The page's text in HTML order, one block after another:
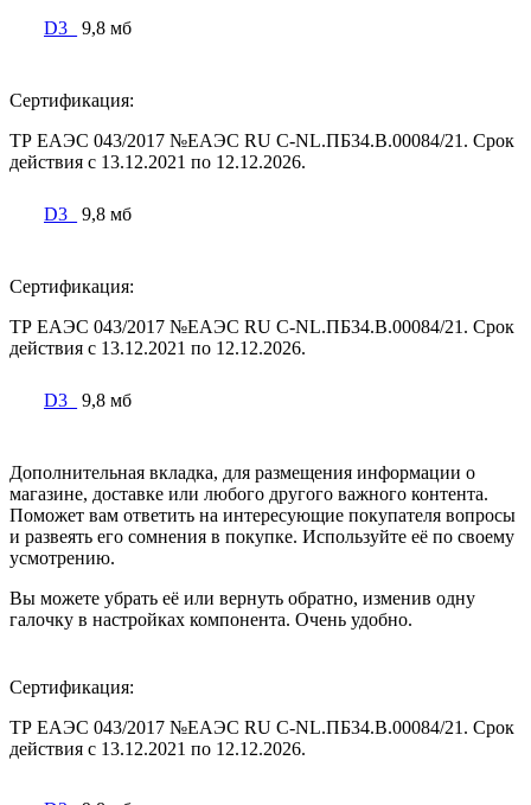
D3_ 9,8 мб
Сертификация:
ТР ЕАЭС 043/2017 №ЕАЭС RU C-NL.ПБ34.В.00084/21. Срок
действия с 13.12.2021 по 12.12.2026.
D3_ 9,8 мб
Сертификация:
ТР ЕАЭС 043/2017 №ЕАЭС RU C-NL.ПБ34.В.00084/21. Срок
действия с 13.12.2021 по 12.12.2026.
D3_ 9,8 мб
Дополнительная вкладка, для размещения информации о
магазине, доставке или любого другого важного контента.
Поможет вам ответить на интересующие покупателя вопросы
и развеять его сомнения в покупке. Используйте её по своему
усмотрению.
Вы можете убрать её или вернуть обратно, изменив одну
галочку в настройках компонента. Очень удобно.
Сертификация:
ТР ЕАЭС 043/2017 №ЕАЭС RU C-NL.ПБ34.В.00084/21. Срок
действия с 13.12.2021 по 12.12.2026.